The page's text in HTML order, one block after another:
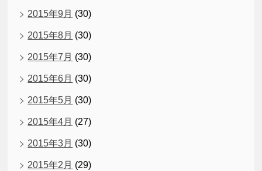
2015年9月 (30)
2015年8月 (30)
2015年7月 (30)
2015年6月 (30)
2015年5月 (30)
2015年4月 (27)
2015年3月 (30)
2015年2月 (29)